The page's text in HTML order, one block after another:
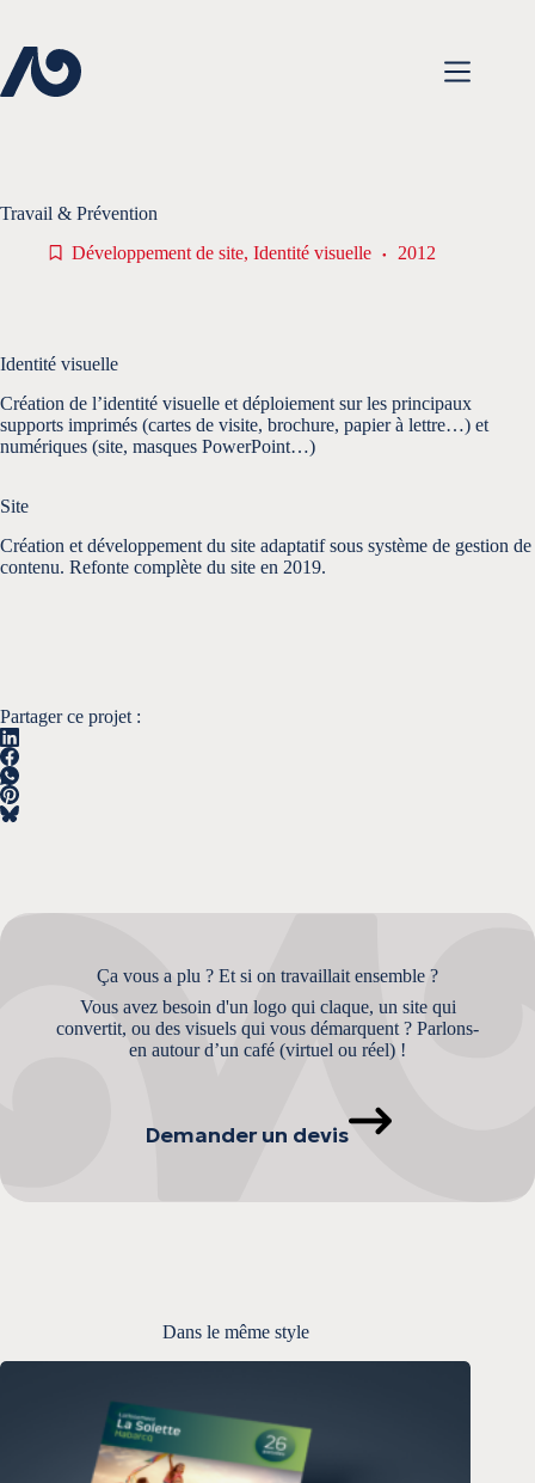
contenu
Travail & Prévention
Développement de site, Identité visuelle 2012
Identité visuelle
Création de l’identité visuelle et déploiement sur les principaux
supports imprimés (cartes de visite, brochure, papier à lettre…) et
numériques (site, masques PowerPoint…)
Site
Création et développement du site adaptatif sous système de gestion de
contenu. Refonte complète du site en 2019.
Partager ce projet :
Ça vous a plu ? Et si on travaillait ensemble ?
Vous avez besoin d'un logo qui claque, un site qui
convertit, ou des visuels qui vous démarquent ? Parlons-
en autour d’un café (virtuel ou réel) !
Demander un devis
Dans le même style